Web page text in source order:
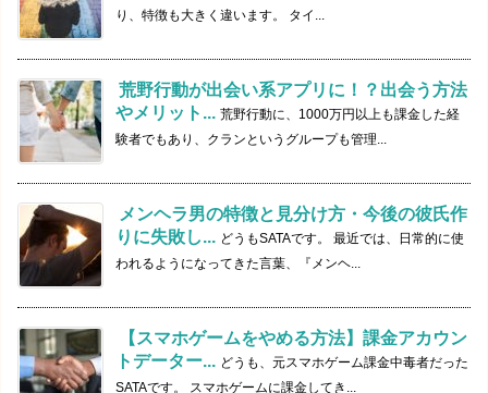
り、特徴も大きく違います。 タイ...
荒野行動が出会い系アプリに！？出会う方法
やメリット... 荒野行動に、1000万円以上も課金した経
験者でもあり、クランというグループも管理...
メンヘラ男の特徴と見分け方・今後の彼氏作
りに失敗し... どうもSATAです。 最近では、日常的に使
われるようになってきた言葉、『メンヘ...
【スマホゲームをやめる方法】課金アカウン
トデーター... どうも、元スマホゲーム課金中毒者だった
SATAです。 スマホゲームに課金してき...